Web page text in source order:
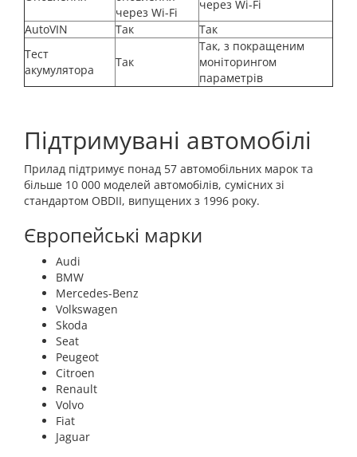
через Wi-Fi
через Wi-Fi
AutoVIN
Так
Так
Тест
акумулятора
Так
Так, з покращеним
моніторингом
параметрів
Підтримувані автомобілі
Прилад підтримує понад 57 автомобільних марок та
більше 10 000 моделей автомобілів, сумісних зі
стандартом OBDII, випущених з 1996 року.
Європейські марки
Audi
BMW
Mercedes-Benz
Volkswagen
Skoda
Seat
Peugeot
Citroen
Renault
Volvo
Fiat
Jaguar